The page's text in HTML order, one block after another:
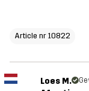
Article nr 10822
Loes M.